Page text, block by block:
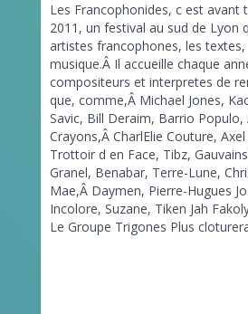
Les Francophonides, c est avant
2011, un festival au sud de Lyon
artistes francophones, les
musique.Â Il accueille chaque
compositeurs et interpretes de
que, comme,Â Michael Jones,
Savic, Bill Deraim, Barrio Populo,
Crayons,Â CharlElie Couture,
Trottoir d en Face, Tibz,
Granel, Benabar, Terre-Lune,
Mae,Â Daymen, Pierre-Hugues
Incolore, Suzane, Tiken Jah
Le Groupe Trigones Plus